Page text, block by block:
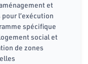
et
l’exécution
spécifique
social et
de zones